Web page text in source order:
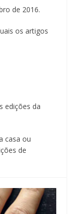
de 2016.
os artigos
edições da
casa ou
de